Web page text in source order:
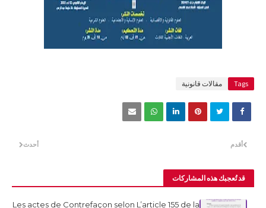
Tags مقالات قانونية
أحدث أقدم
قد تُعجبك هذه المشاركات
Les actes de Contrefaçon selon L’article 155 de la